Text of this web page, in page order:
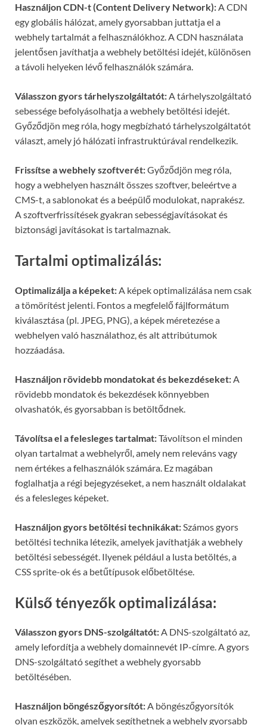
Használjon CDN-t (Content Delivery Network):A CDN
egy globális hálózat, amely gyorsabban juttatja el a
webhely tartalmát a felhasználókhoz. A CDN használata
jelentősen javíthatja a webhely betöltési idejét, különösen
a távoli helyeken lévő felhasználók számára.
Válasszon gyors tárhelyszolgáltatót:A tárhelyszolgáltató
sebessége befolyásolhatja a webhely betöltési idejét.
Győződjön meg róla, hogy megbízható tárhelyszolgáltatót
választ, amely jó hálózati infrastruktúrával rendelkezik.
Frissítse a webhely szoftverét:Győződjön meg róla,
hogy a webhelyen használt összes szoftver, beleértve a
CMS-t, a sablonokat és a beépülő modulokat, naprakész.
A szoftverfrissítések gyakran sebességjavításokat és
biztonsági javításokat is tartalmaznak.
Tartalmi optimalizálás:
Optimalizálja a képeket: A képek optimalizálása nem csak
a tömörítést jelenti. Fontos a megfelelő fájlformátum
kiválasztása (pl. JPEG, PNG), a képek méretezése a
webhelyen való használathoz, és alt attribútumok
hozzáadása.
Használjon rövidebb mondatokat és bekezdéseket: A
rövidebb mondatok és bekezdések könnyebben
olvashatók, és gyorsabban is betöltődnek.
Távolítsa el a felesleges tartalmat:Távolítson el minden
olyan tartalmat a webhelyről, amely nem releváns vagy
nem értékes a felhasználók számára. Ez magában
foglalhatja a régi bejegyzéseket, a nem használt oldalakat
és a felesleges képeket.
Használjon gyors betöltési technikákat: Számos gyors
betöltési technika létezik, amelyek javíthatják a webhely
betöltési sebességét. Ilyenek például a lusta betöltés, a
CSS sprite-ok és a betűtípusok előbetöltése.
Külső tényezők optimalizálása:
Válasszon gyors DNS-szolgáltatót:A DNS-szolgáltató az,
amely lefordítja a webhely domainnevét IP-címre. A gyors
DNS-szolgáltató segíthet a webhely gyorsabb
betöltésében.
Használjon böngészőgyorsítót:A böngészőgyorsítók
olyan eszközök, amelyek segíthetnek a webhely gyorsabb